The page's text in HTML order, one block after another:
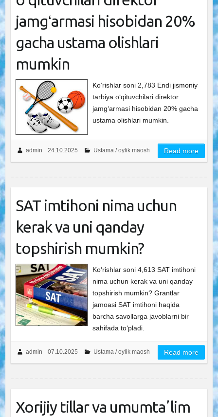
jamgʻarmasi hisobidan 20%
gacha ustama olishlari
mumkin
Ko‘rishlar soni 2,783 Endi jismoniy
tarbiya oʻqituvchilari direktor
jamgʻarmasi hisobidan 20% gacha
ustama olishlari mumkin.
admin 24.10.2025 Ustama / oylik maosh Read more
SAT imtihoni nima uchun
kerak va uni qanday
topshirish mumkin?
Ko‘rishlar soni 4,613 SAT imtihoni
nima uchun kerak va uni qanday
topshirish mumkin? Grantlar
jamoasi SAT imtihoni haqida
barcha savollarga javoblarni bir
sahifada toʻpladi.
admin 07.10.2025 Ustama / oylik maosh Read more
Xorijiy tillar va umumtaʼlim